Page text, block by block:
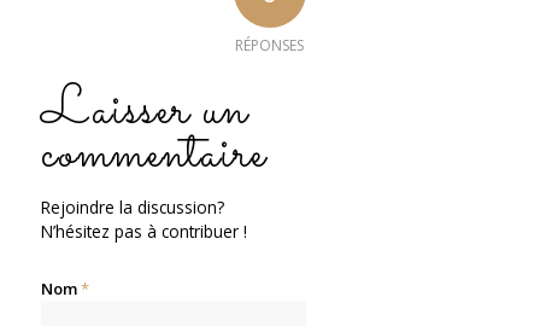
RÉPONSES
Laisser un
commentaire
Rejoindre la discussion?
N’hésitez pas à contribuer !
Nom*